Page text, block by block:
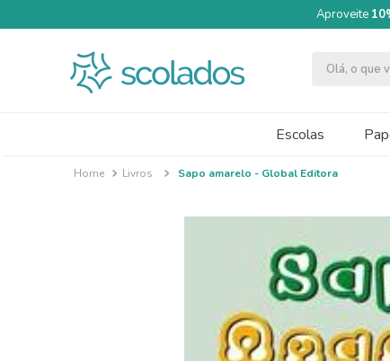
Aproveite
Olá, o que
Escolas
Livros Sapo amarelo - Global Editora
quimica moderna
cartolina dupla face
tinta guache 250ml
pincel